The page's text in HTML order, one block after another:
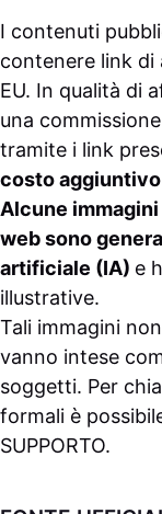
I contenuti
contenere link di
EU. In qualità di
una
tramite i link
costo aggiuntivo
Alcune
web sono
artificiale (IA) e
illustrative.
Tali immagini
vanno intese
soggetti. Per
formali è
SUPPORTO.